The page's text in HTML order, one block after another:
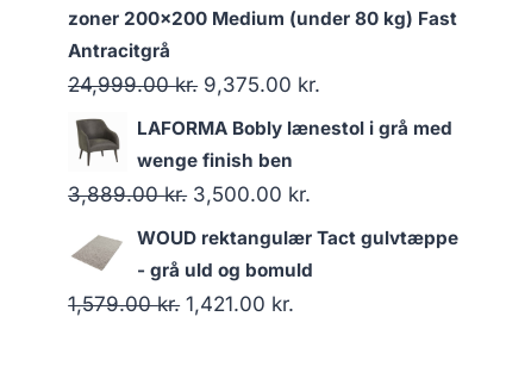
zoner 200x200 Medium (under 80 kg) Fast
Antracitgrå
24,999.00kr. 9,375.00 kr.
LAFORMA Bobly lænestol i grå med
wenge finish ben
3,889.00kr. 3,500.00 kr.
WOUD rektangulær Tact gulvtæppe
- grå uld og bomuld
1,579.00kr. 1,421.00 kr.